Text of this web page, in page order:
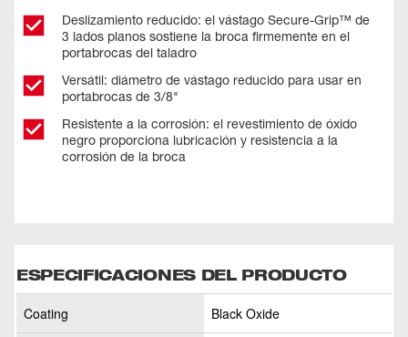
Deslizamiento reducido: el vástago Secure-Grip™ de
3 lados planos sostiene la broca firmemente en el
portabrocas del taladro
Versátil: diámetro de vástago reducido para usar en
portabrocas de 3/8"
Resistente a la corrosión: el revestimiento de óxido
negro proporciona lubricación y resistencia a la
corrosión de la broca
ESPECIFICACIONES DEL PRODUCTO
Coating Black Oxide